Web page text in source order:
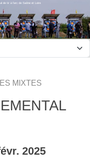
de tir à l'arc de Saône et Loire
MIXTES
2025